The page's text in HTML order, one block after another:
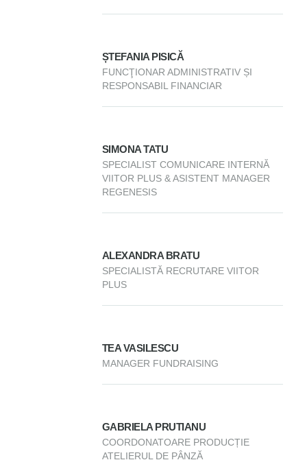
ȘTEFANIA PISICĂ
FUNCŢIONAR ADMINISTRATIV ȘI
RESPONSABIL FINANCIAR
SIMONA TATU
SPECIALIST COMUNICARE INTERNĂ
VIITOR PLUS & ASISTENT MANAGER
REGENESIS
ALEXANDRA BRATU
SPECIALISTĂ RECRUTARE VIITOR
PLUS
TEA VASILESCU
MANAGER FUNDRAISING
GABRIELA PRUTIANU
COORDONATOARE PRODUCȚIE
ATELIERUL DE PÂNZĂ